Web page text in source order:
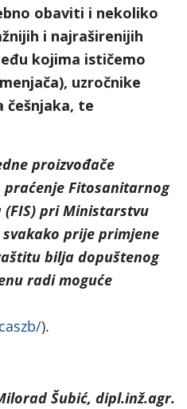
obaviti i nekoliko
i najraširenijih
kojima ističemo
uzročnike
češnjaka, te
proizvođače
Fitosanitarnog
pri Ministarstvu
prije primjene
bilja dopuštenog
radi moguće
).
Šubić, dipl.inž.agr.